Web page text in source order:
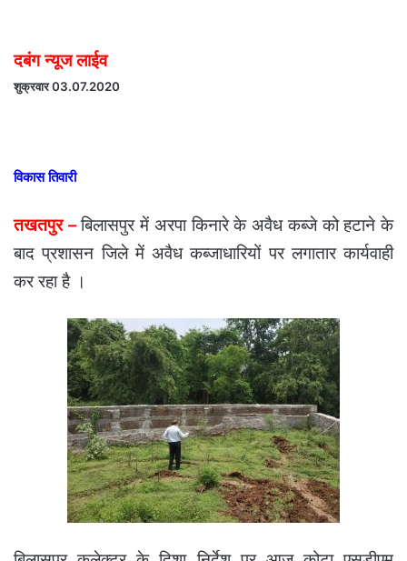
दबंग न्यूज लाईव
शुक्रवार 03.07.2020
विकास तिवारी
तखतपुर –बिलासपुर में अरपा किनारे के अवैध कब्जे को हटाने के
बाद प्रशासन जिले में अवैध कब्जाधारियों पर लगातार कार्यवाही
कर रहा है ।